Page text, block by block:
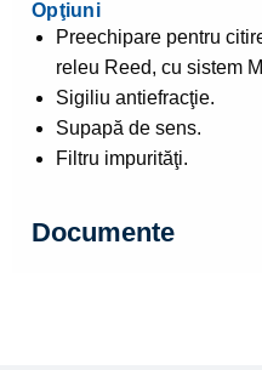
Opţiuni
Preechipare pentru
releu Reed, cu sistem
Sigiliu antiefracţie.
Supapă de sens.
Filtru impurităţi.
Documente